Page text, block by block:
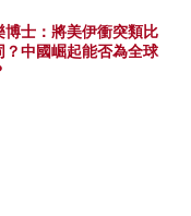
博士：將美伊衝突類比
？中國崛起能否為全球